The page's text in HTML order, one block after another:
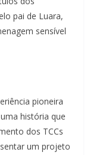
pai de Luara,
sensível
pioneira
história que
dos TCCs
um projeto